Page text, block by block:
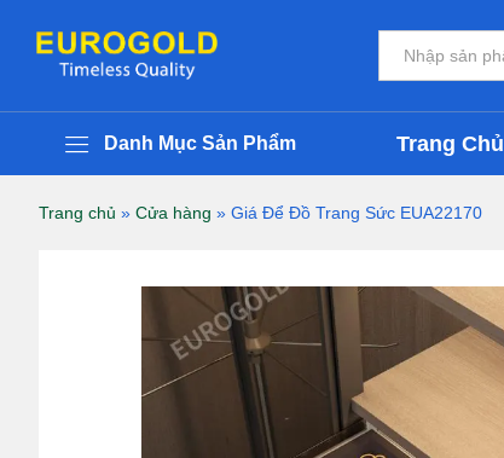
Tất cả
Danh Mục Sản Phẩm Trang Chủ
Trang chủ » Cửa hàng » Giá Để Đồ Trang Sức EUA22170
Thông Tin Chi Tiết Sản Phẩm Đánh giá (0)